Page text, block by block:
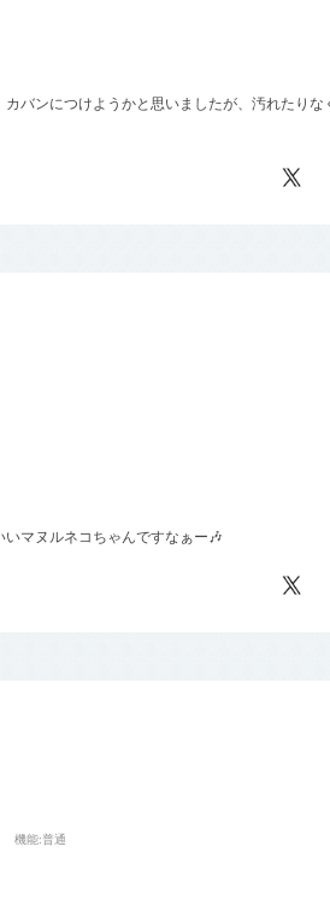
バンにつけようかと思いましたが、汚れたり
マヌルネコちゃんですなぁー🎶
機能:普通